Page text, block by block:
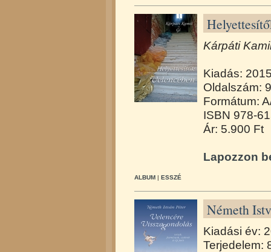
Kárpáti
Kiadás:
Oldalszám:
Formátum:
ISBN 978-
Ár: 5.900 Ft
Lapozzon
ALBUM | ESSZÉ
Németh
Kiadási év:
Terjedelem: